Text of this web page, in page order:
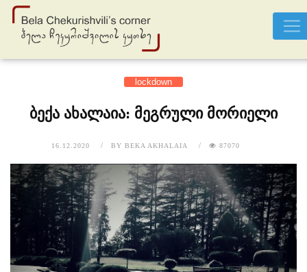
lockdown
ბექა ახალაია: მეგრული მორიელი
16.12.2020 BY BEKA AKHALAIA 87070